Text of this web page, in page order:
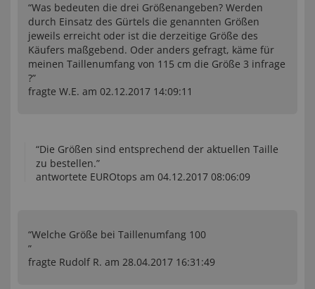
“Was bedeuten die drei Größenangeben? Werden
durch Einsatz des Gürtels die genannten Größen
jeweils erreicht oder ist die derzeitige Größe des
Käufers maßgebend. Oder anders gefragt, käme für
meinen Taillenumfang von 115 cm die Größe 3 infrage
?”
fragte W.E. am 02.12.2017 14:09:11
“Die Größen sind entsprechend der aktuellen Taille
zu bestellen.”
antwortete EUROtops am 04.12.2017 08:06:09
“Welche Größe bei Taillenumfang 100
”
fragte Rudolf R. am 28.04.2017 16:31:49